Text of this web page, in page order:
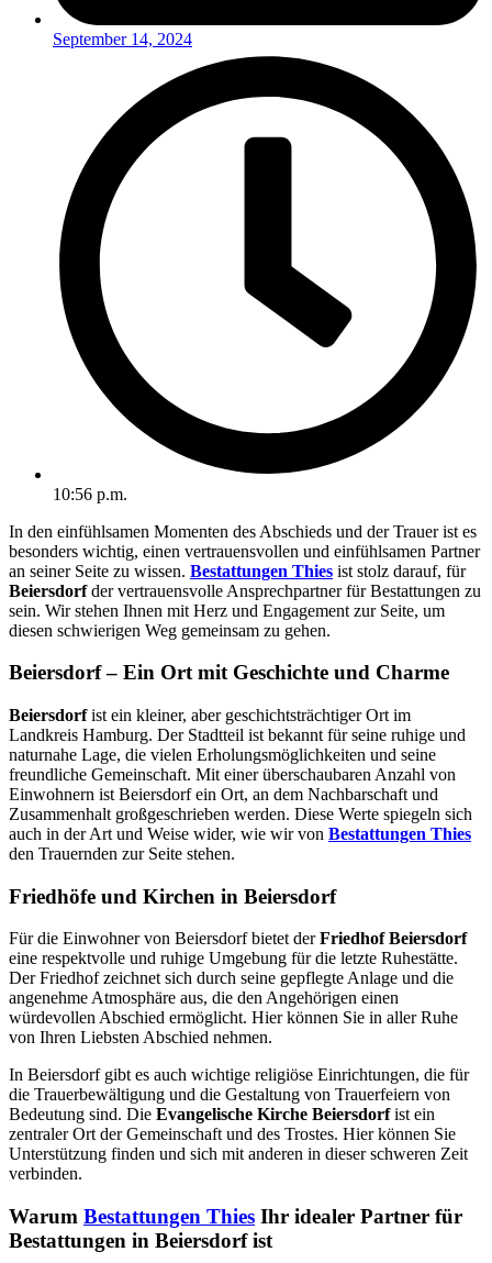
September 14, 2024
10:56 p.m.
In den einfühlsamen Momenten des Abschieds und der Trauer ist es
besonders wichtig, einen vertrauensvollen und einfühlsamen Partner
an seiner Seite zu wissen. Bestattungen Thies ist stolz darauf, für
Beiersdorfder vertrauensvolle Ansprechpartner für Bestattungen zu
sein. Wir stehen Ihnen mit Herz und Engagement zur Seite, um
diesen schwierigen Weg gemeinsam zu gehen.
Beiersdorf – Ein Ort mit Geschichte und Charme
Beiersdorfist ein kleiner, aber geschichtsträchtiger Ort im
Landkreis Hamburg. Der Stadtteil ist bekannt für seine ruhige und
naturnahe Lage, die vielen Erholungsmöglichkeiten und seine
freundliche Gemeinschaft. Mit einer überschaubaren Anzahl von
Einwohnern ist Beiersdorf ein Ort, an dem Nachbarschaft und
Zusammenhalt großgeschrieben werden. Diese Werte spiegeln sich
auch in der Art und Weise wider, wie wir von Bestattungen Thies
den Trauernden zur Seite stehen.
Friedhöfe und Kirchen in Beiersdorf
Für die Einwohner von Beiersdorf bietet derFriedhof Beiersdorf
eine respektvolle und ruhige Umgebung für die letzte Ruhestätte.
Der Friedhof zeichnet sich durch seine gepflegte Anlage und die
angenehme Atmosphäre aus, die den Angehörigen einen
würdevollen Abschied ermöglicht. Hier können Sie in aller Ruhe
von Ihren Liebsten Abschied nehmen.
In Beiersdorf gibt es auch wichtige religiöse Einrichtungen, die für
die Trauerbewältigung und die Gestaltung von Trauerfeiern von
Bedeutung sind. Die Evangelische Kirche Beiersdorfist ein
zentraler Ort der Gemeinschaft und des Trostes. Hier können Sie
Unterstützung finden und sich mit anderen in dieser schweren Zeit
verbinden.
Warum Bestattungen Thies Ihr idealer Partner für
Bestattungen in Beiersdorf ist